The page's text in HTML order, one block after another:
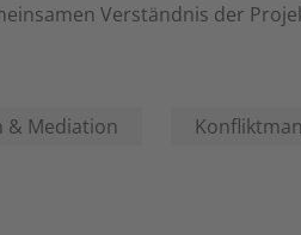
Verständnis der
& Mediation